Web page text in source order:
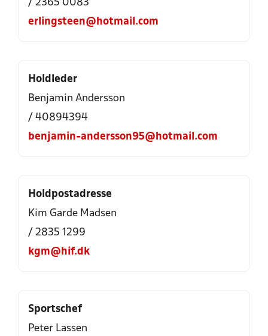
/ 2365 0083
erlingsteen@hotmail.com
Holdleder
Benjamin Andersson
/ 40894394
benjamin-andersson95@hotmail.com
Holdpostadresse
Kim Garde Madsen
/ 2835 1299
kgm@hif.dk
Sportschef
Peter Lassen